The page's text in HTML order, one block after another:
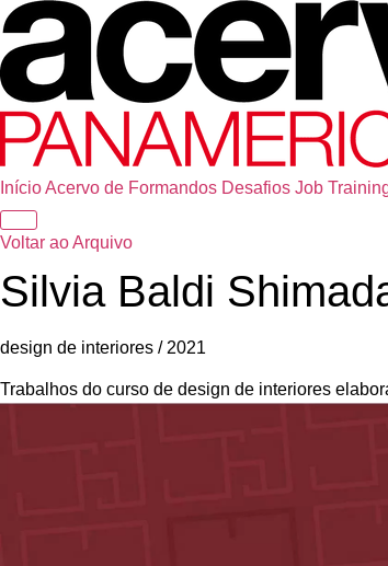
InícioAcervo de Formandos Desafios Job
Voltar ao Arquivo
Silvia Baldi
design de interiores / 2021
Trabalhos do curso de design de interiores